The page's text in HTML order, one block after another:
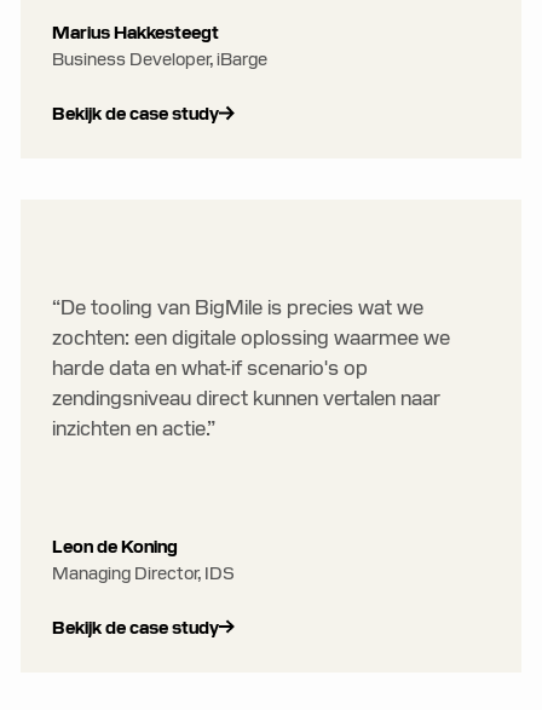
Marius Hakkesteegt
Business Developer, iBarge
Bekijk de case study
“De tooling van BigMile is precies wat we
zochten: een digitale oplossing waarmee we
harde data en what-if scenario's op
zendingsniveau direct kunnen vertalen naar
inzichten en actie.”
Leon de Koning
Managing Director, IDS
Bekijk de case study